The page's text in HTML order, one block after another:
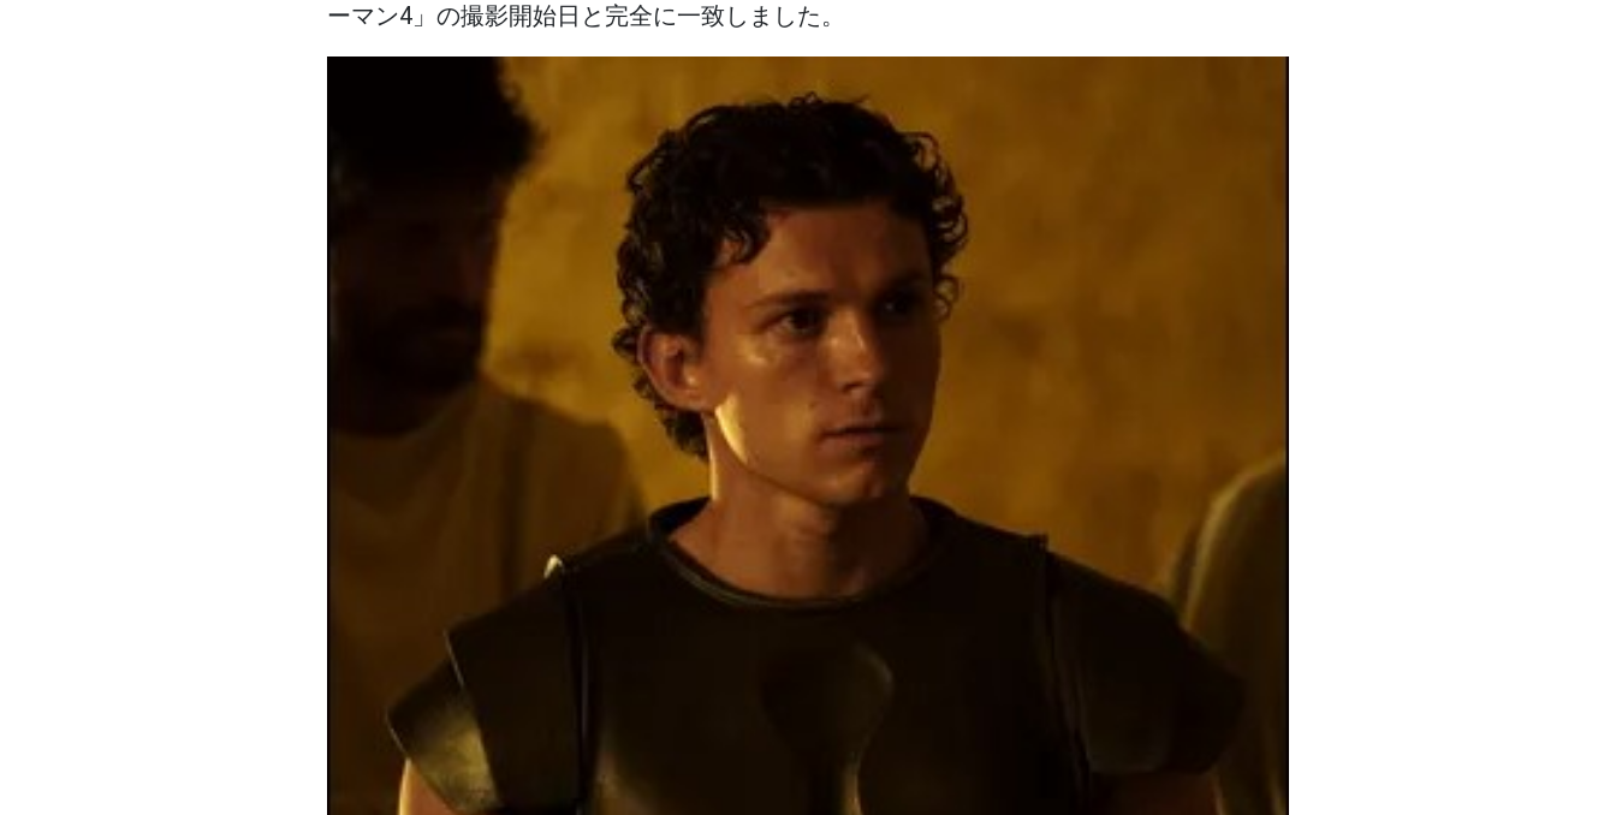
ーマン4」の撮影開始日と完全に一致しました。